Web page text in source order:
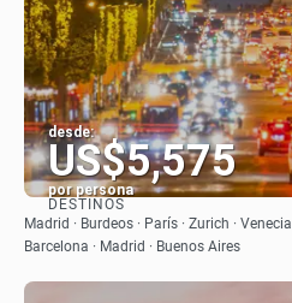
desde:
US$5,575
por persona
Ver
DESTINOS
Madrid · Burdeos · París · Zurich ·
Barcelona · Madrid · Buenos Aires